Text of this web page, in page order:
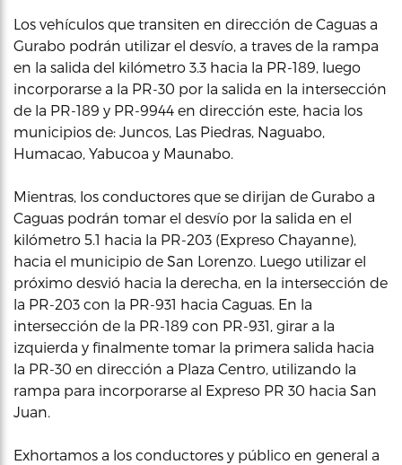
Los vehículos que transiten en dirección de Caguas a
Gurabo podrán utilizar el desvío, a traves de la rampa
en la salida del kilómetro 3.3 hacia la PR-189, luego
incorporarse a la PR-30 por la salida en la intersección
de la PR-189 y PR-9944 en dirección este, hacia los
municipios de: Juncos, Las Piedras, Naguabo,
Humacao, Yabucoa y Maunabo.
Mientras, los conductores que se dirijan de Gurabo a
Caguas podrán tomar el desvío por la salida en el
kilómetro 5.1 hacia la PR-203 (Expreso Chayanne),
hacia el municipio de San Lorenzo. Luego utilizar el
próximo desvió hacia la derecha, en la intersección de
la PR-203 con la PR-931 hacia Caguas. En la
intersección de la PR-189 con PR-931, girar a la
izquierda y finalmente tomar la primera salida hacia
la PR-30 en dirección a Plaza Centro, utilizando la
rampa para incorporarse al Expreso PR 30 hacia San
Juan.
Exhortamos a los conductores y público en general a